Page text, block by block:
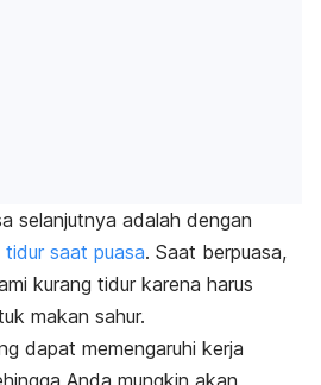
selanjutnya adalah dengan
saat puasa. Saat berpuasa,
kurang tidur karena harus
makan sahur.
dapat memengaruhi kerja
Anda mungkin akan